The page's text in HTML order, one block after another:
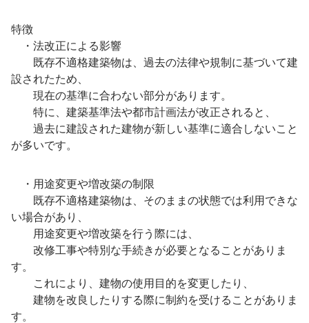
特徴
・法改正による影響
既存不適格建築物は、過去の法律や規制に基づいて建
設されたため、
現在の基準に合わない部分があります。
特に、建築基準法や都市計画法が改正されると、
過去に建設された建物が新しい基準に適合しないこと
が多いです。
・用途変更や増改築の制限
既存不適格建築物は、そのままの状態では利用できな
い場合があり、
用途変更や増改築を行う際には、
改修工事や特別な手続きが必要となることがありま
す。
これにより、建物の使用目的を変更したり、
建物を改良したりする際に制約を受けることがありま
す。